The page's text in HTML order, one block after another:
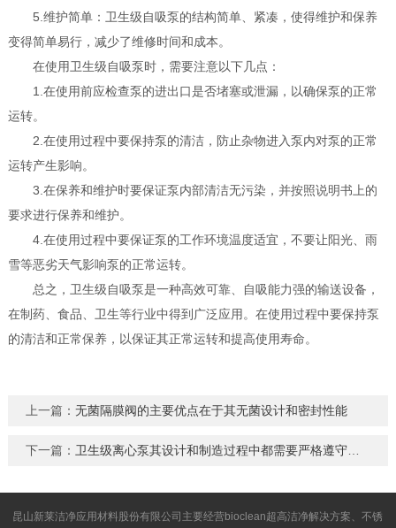
5.维护简单：卫生级自吸泵的结构简单、紧凑，使得维护和保养
变得简单易行，减少了维修时间和成本。
在使用卫生级自吸泵时，需要注意以下几点：
1.在使用前应检查泵的进出口是否堵塞或泄漏，以确保泵的正常
运转。
2.在使用过程中要保持泵的清洁，防止杂物进入泵内对泵的正常
运转产生影响。
3.在保养和维护时要保证泵内部清洁无污染，并按照说明书上的
要求进行保养和维护。
4.在使用过程中要保证泵的工作环境温度适宜，不要让阳光、雨
雪等恶劣天气影响泵的正常运转。
总之，卫生级自吸泵是一种高效可靠、自吸能力强的输送设备，
在制药、食品、卫生等行业中得到广泛应用。在使用过程中要保持泵
的清洁和正常保养，以保证其正常运转和提高使用寿命。
上一篇： 无菌隔膜阀的主要优点在于其无菌设计和密封性能
下一篇： 卫生级离心泵其设计和制造过程中都需要严格遵守相关的卫生标准
昆山新莱洁净应用材料股份有限公司主要经营bioclean超高洁净解决方案、不锈